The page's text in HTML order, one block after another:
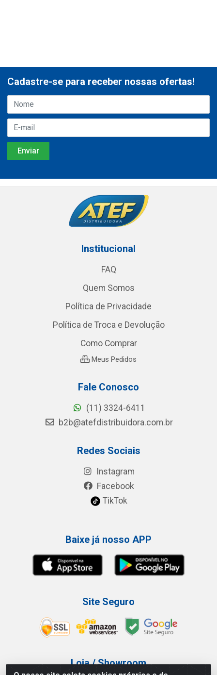
Cadastre-se para receber nossas ofertas!
Institucional
FAQ
Quem Somos
Política de Privacidade
Política de Troca e Devolução
Como Comprar
Meus Pedidos
Fale Conosco
(11) 3324-6411
b2b@atefdistribuidora.com.br
Redes Sociais
Instagram
Facebook
TikTok
Baixe já nosso APP
Site Seguro
Loja / Showroom